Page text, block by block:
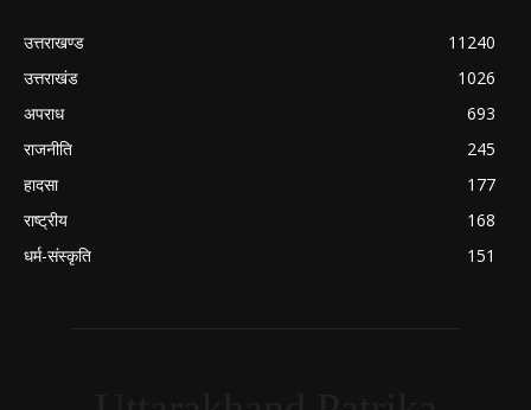
उत्तराखण्ड
11240
उत्तराखंड
1026
अपराध
693
राजनीति
245
हादसा
177
राष्ट्रीय
168
धर्म-संस्कृति
151